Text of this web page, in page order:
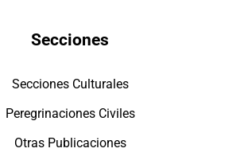
Secciones
Secciones Culturales
Peregrinaciones Civiles
Otras Publicaciones